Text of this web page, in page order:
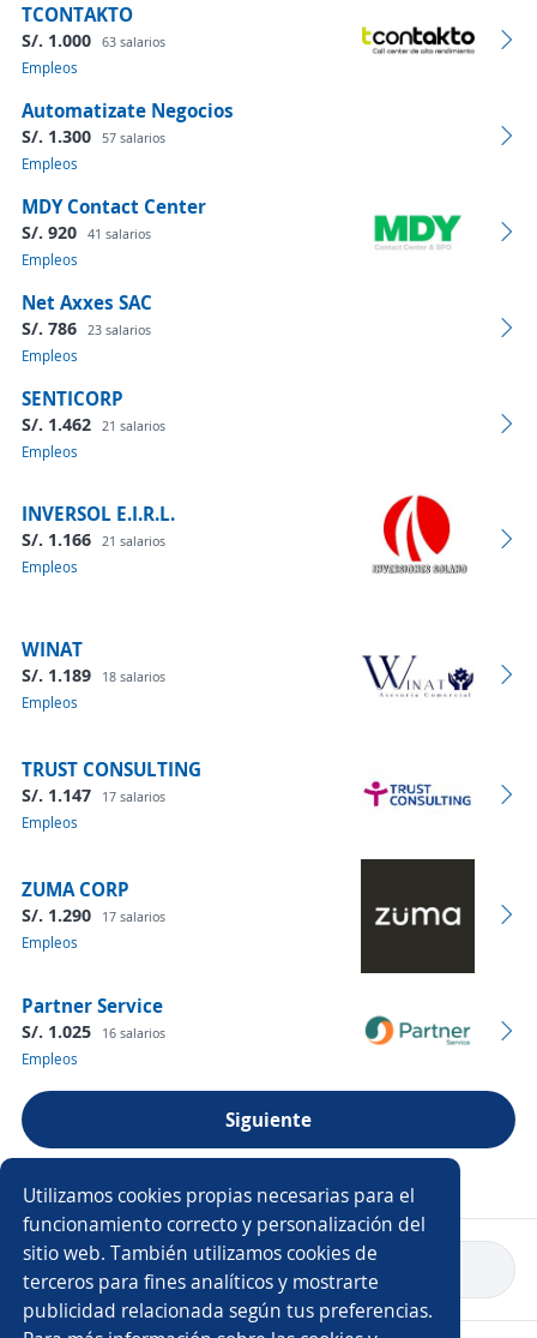
TCONTAKTO
S/. 1.000 63 salarios
Empleos
Automatizate Negocios
S/. 1.300 57 salarios
Empleos
MDY Contact Center
S/. 920 41 salarios
Empleos
Net Axxes SAC
S/. 786 23 salarios
Empleos
SENTICORP
S/. 1.462 21 salarios
Empleos
INVERSOL E.I.R.L.
S/. 1.166 21 salarios
Empleos
WINAT
S/. 1.189 18 salarios
Empleos
TRUST CONSULTING
S/. 1.147 17 salarios
Empleos
ZUMA CORP
S/. 1.290 17 salarios
Empleos
Partner Service
S/. 1.025 16 salarios
Empleos
Siguiente
Ver más empresas
Volver a inicio
Utilizamos cookies propias necesarias para el
funcionamiento correcto y personalización del
sitio web. También utilizamos cookies de
terceros para fines analíticos y mostrarte
publicidad relacionada según tus preferencias.